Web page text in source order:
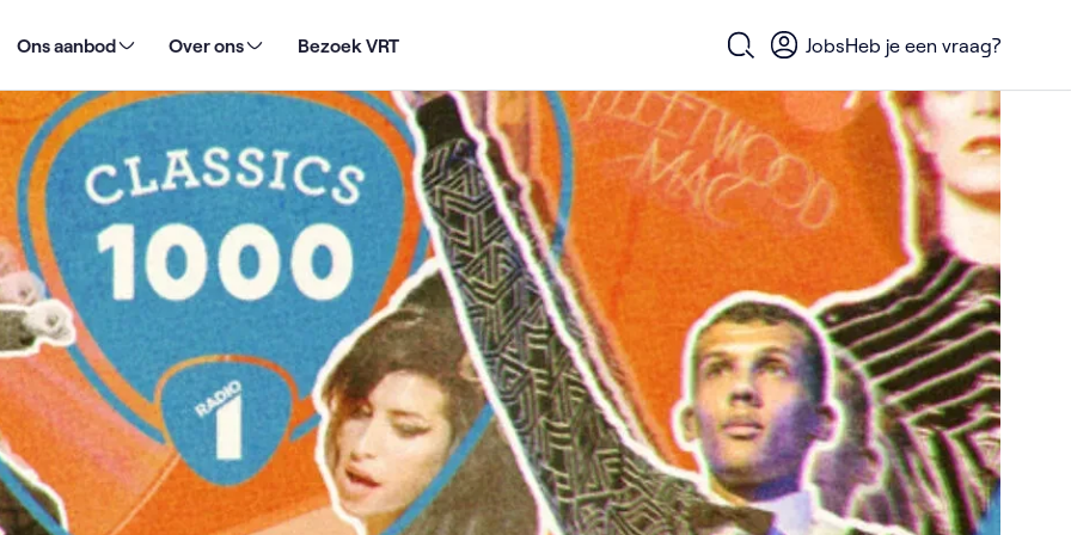
Ons aanbod Over ons Bezoek VRT
Open zoekformulier
JobsHeb je een vraag?
Arno opnieuw op 1 in de Radio 1 Classics 1000